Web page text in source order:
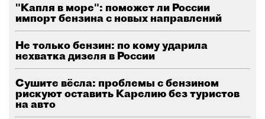
"Капля в море": поможет ли России
импорт бензина с новых направлений
Не только бензин: по кому ударила
нехватка дизеля в России
Сушите вёсла: проблемы с бензином
рискуют оставить Карелию без туристов
на авто